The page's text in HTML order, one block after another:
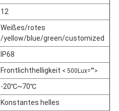
12
Weißes/rotes
/yellow/blue/green/customized
IP68
Frontlichthelligkeit < 500Lux="">
-20℃~70℃
Konstantes helles